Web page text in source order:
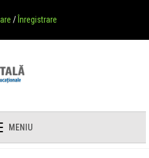
/ Înregistrare
MENIU